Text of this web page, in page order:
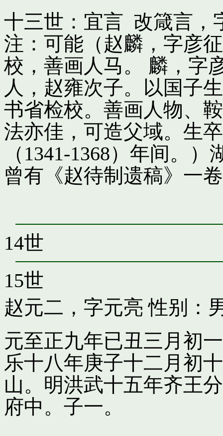
十三世：宜言 改箴言，
注：可能（赵麟，字彦
校，善画人马。 麟，字
人，赵雍次子。以国子
书省检校。善画人物、
法亦佳，可造父域。生
（1341-1368）年间。
曾有《赵待制遗稿》一
14世
15世
赵元二，字元亮 性别：
元至正九年已丑三月初
乐十八年庚子十二月初
山。明洪武十五年齐王
府中。子一。